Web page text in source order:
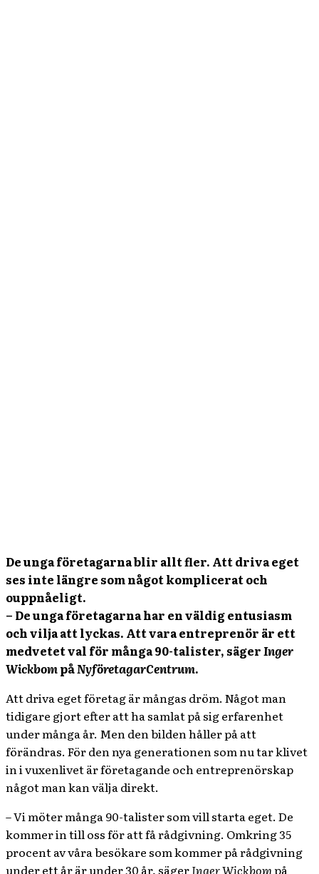
De unga företagarna blir allt fler. Att driva eget
ses inte längre som något komplicerat och
ouppnåeligt.
– De unga företagarna har en väldig entusiasm
och vilja att lyckas. Att vara entreprenör är ett
medvetet val för många 90-talister, sägerInger
WickbompåNyföretagarCentrum.
Att driva eget företag är mångas dröm. Något man
tidigare gjort efter att ha samlat på sig erfarenhet
under många år. Men den bilden håller på att
förändras. För den nya generationen som nu tar klivet
in i vuxenlivet är företagande och entreprenörskap
något man kan välja direkt.
– Vi möter många 90-talister som vill starta eget. De
kommer in till oss för att få rådgivning. Omkring 35
procent av våra besökare som kommer på rådgivning
under ett år är under 30 år, sägerInger Wickbompå